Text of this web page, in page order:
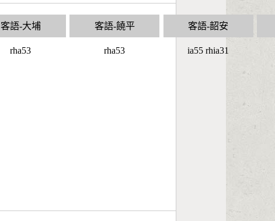
客語-大埔
rha53
客語-饒平
rha53
客語-韶安
ia55 rhia31